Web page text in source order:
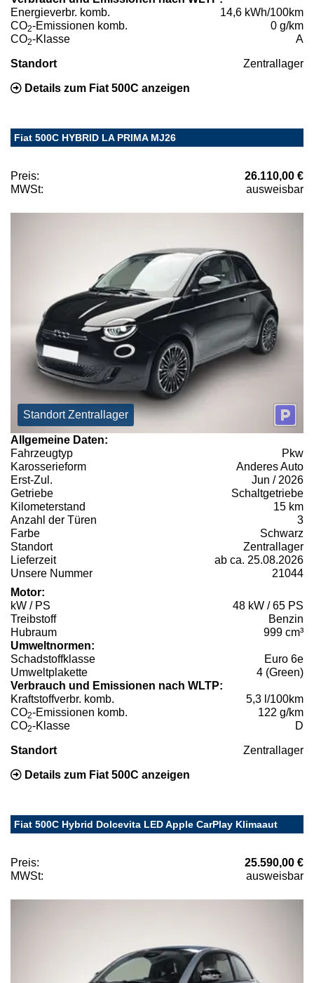
Energieverbr. komb.
14,6 kWh/100km
CO2-Emissionen komb.
0 g/km
CO2-Klasse A
Standort Zentrallager
Details zum Fiat 500C anzeigen
Fiat 500C HYBRID LA PRIMA MJ26
Preis:
26.110,00 €
MWSt:
ausweisbar
Standort Zentrallager
Allgemeine Daten:
Fahrzeugtyp
Pkw
Karosserieform
Anderes Auto
Erst-Zul.
Jun / 2026
Getriebe
Schaltgetriebe
Kilometerstand
15 km
Anzahl der Türen
3
Farbe
Schwarz
Standort
Zentrallager
Lieferzeit
ab ca. 25.08.2026
Unsere Nummer
21044
Motor:
kW / PS
48 kW / 65 PS
Treibstoff
Benzin
Hubraum
999 cm³
Umweltnormen:
Schadstoffklasse
Euro 6e
Umweltplakette
4 (Green)
Verbrauch und Emissionen nach WLTP:
Kraftstoffverbr. komb.
5,3 l/100km
CO2-Emissionen komb.
122 g/km
CO2-Klasse D
Standort Zentrallager
Details zum Fiat 500C anzeigen
Fiat 500C Hybrid Dolcevita LED Apple CarPlay Klimaaut
Preis:
25.590,00 €
MWSt:
ausweisbar